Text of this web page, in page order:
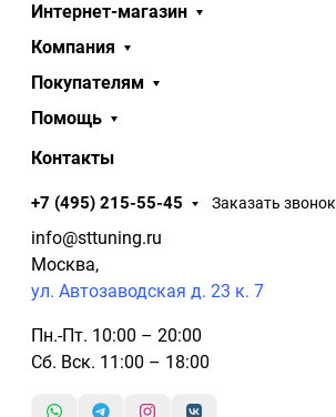
Интернет-магазин
Компания
Покупателям
Помощь
Контакты
+7 (495) 215-55-45 Заказать звонок
info@sttuning.ru
Москва,
ул. Автозаводская д. 23 к. 7
Пн.-Пт. 10:00 – 20:00
Сб. Вск. 11:00 – 18:00